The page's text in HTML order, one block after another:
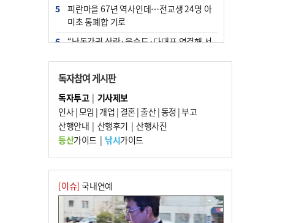
5
피란마을 67년 역사인데…전교생 24명 아
미초 통폐합 기로
6
“낙동강권 삼락·을숙도·다대포 연결해 서
7
오늘의 날씨- 2026년 8월 7일
8
외국인 선원 ‘인신매매 경유지’ 된 부산…
우려가 현실로
9
[사설] 해수부 신청사 북항으로 확정, 해양
수도 도약의 전환점
10 르노 못 타는 부산시장…관용차 규정에 막
힌 지역기업 응원
독자참여 게시판
독자투고| 기사제보
인사|모임 | 개업 | 결혼|출산|동정 |부고
산행안내 | 산행후기 | 산행사진
등산가이드| 낚시가이드
[이슈] 국내연예